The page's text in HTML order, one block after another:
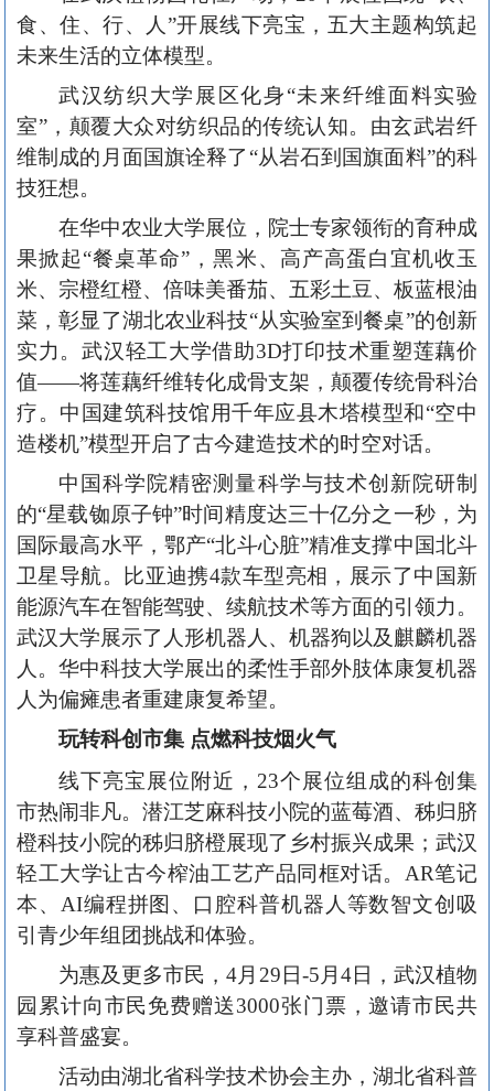
食、住、行、人”开展线下亮宝，五大主题构筑起
未来生活的立体模型。
武汉纺织大学展区化身“未来纤维面料实验
室”，颠覆大众对纺织品的传统认知。由玄武岩纤
维制成的月面国旗诠释了“从岩石到国旗面料”的科
技狂想。
在华中农业大学展位，院士专家领衔的育种成
果掀起“餐桌革命” ，黑米、高产高蛋白宜机收玉
米、宗橙红橙、倍味美番茄、五彩土豆、板蓝根油
菜，彰显了湖北农业科技“从实验室到餐桌”的创新
实力。武汉轻工大学借助3D打印技术重塑莲藕价
值——将莲藕纤维转化成骨支架，颠覆传统骨科治
疗。中国建筑科技馆用千年应县木塔模型和“空中
造楼机”模型开启了古今建造技术的时空对话。
中国科学院精密测量科学与技术创新院研制
的“星载铷原子钟”时间精度达三十亿分之一秒，为
国际最高水平，鄂产“北斗心脏”精准支撑中国北斗
卫星导航。比亚迪携4款车型亮相，展示了中国新
能源汽车在智能驾驶、续航技术等方面的引领力。
武汉大学展示了人形机器人、机器狗以及麒麟机器
人。华中科技大学展出的柔性手部外肢体康复机器
人为偏瘫患者重建康复希望。
玩转科创市集 点燃科技烟火气
线下亮宝展位附近，23个展位组成的科创集
市热闹非凡。 潜江芝麻科技小院的蓝莓酒、秭归脐
橙科技小院的秭归脐橙展现了乡村振兴成果；武汉
轻工大学让古今榨油工艺产品同框对话。AR笔记
本、AI编程拼图 、口腔科普机器人等数智文创吸
引青少年组团挑战和体验。
为惠及更多市民，4月29日-5月4日，武汉植物
园累计向市民免费赠送3000张门票，邀请市民共
享科普盛宴。
活动由湖北省科学技术协会主办，湖北省科普